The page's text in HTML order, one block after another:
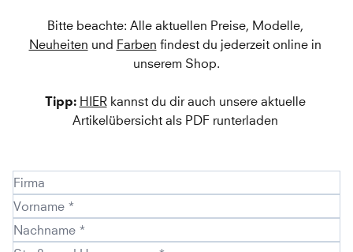
Neuheiten und Farben findest du jederzeit online in
unserem Shop.
Tipp: HIER kannst du dir auch unsere aktuelle
Artikelübersicht als PDF runterladen